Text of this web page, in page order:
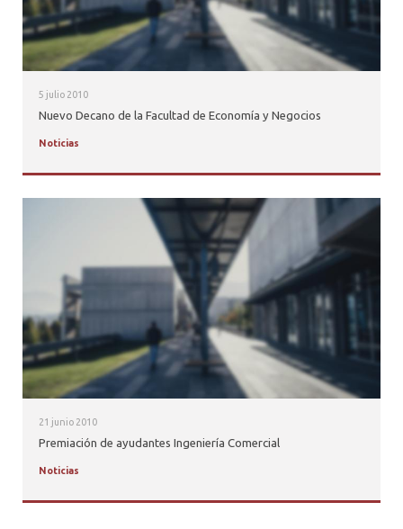
5 julio 2010
Nuevo Decano de la Facultad de Economía y Negocios
Noticias
21 junio 2010
Premiación de ayudantes Ingeniería Comercial
Noticias